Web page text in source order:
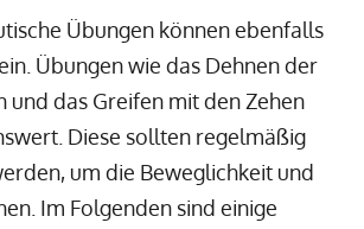
Übungen können ebenfalls
Übungen wie das Dehnen der
und das Greifen mit den Zehen
Diese sollten regelmäßig
um die Beweglichkeit und
Im Folgenden sind einige